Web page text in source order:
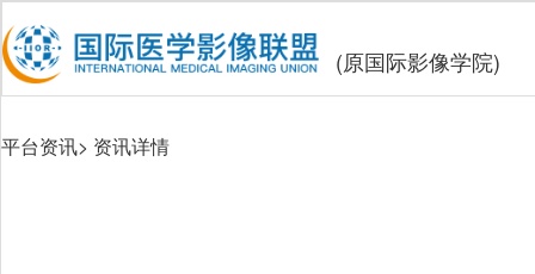
(原国际影像学院)
平台资讯> 资讯详情